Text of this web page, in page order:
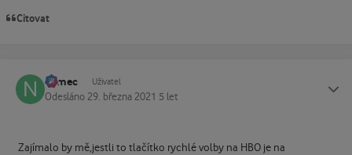
Citovat
namec Uživatel
Odesláno 29. března 2021 5 let
Zajímalo by mě,jestli to tlačítko rychlé volby na HBO je na